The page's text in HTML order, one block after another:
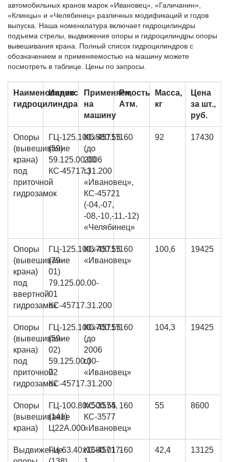
автомобильных кранов марок «Ивановец», «Галичанин»,
«Клинцы» и «Челябинец» различных модификаций и годов
выпуска. Наша номенклатура включает гидроцилиндры
подъема стрелы, выдвижения опоры и гидроцилиндры опоры
вывешивания крана. Полный список гидроцилиндров с
обозначением и применяемостью на машину можете
посмотреть в таблице. Цены по запросы.
Наименование
гидроцилиндра
Индекс
Применяемость
на
машину
Рн,
Атм.
Масса,
кг
Цена
за шт.,
руб.
Опоры
(вывешивание
крана)
под
приточной
гидрозамок
ГЦ-125.100х580.55
(59)
59.125.00.00
КС-45717.31.200
КС-45717
(до
2006
г.)
«Ивановец»,
КС-45721
(-04,-07,
-08,-10,-11,-12)
«Челябинец»
160 92 17430
Опоры
(вывешивание
крана)
под
ввертной
гидрозамок
ГЦ-125.100х700.55
(79-
01)
79.125.00.00-
01
КС-45717.31.200
КС-45717
«Ивановец»
160 100,6 19425
Опоры
(вывешивание
крана)
под
приточной
гидрозамок
ГЦ-125.100х700.55
(59-
02)
59.125.00.00-
02
КС-45717.31.200
КС-45717
(до
2006
г.)
«Ивановец»
160 104,3 19425
Опоры
(вывешивание
крана)
ГЦ-100.80х500.55
(141)
Ц22А.000
КС-3574,
КС-3577
«Ивановец»
160 55 8600
ВыдвижениеГЦ-63.40х1680.01
КС-45717-160 42,4 13125